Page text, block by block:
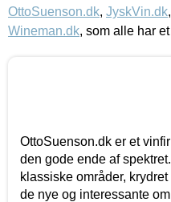
OttoSuenson.dk, JyskVin.dk,
Wineman.dk, som alle har
OttoSuenson.dk er et
den gode ende af
klassiske områder,
de nye og interessante